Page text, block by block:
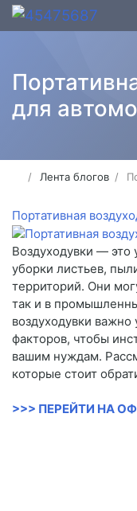
для
Лента блогов
Портативная
Воздуходувки — это
уборки листьев,
территорий. Они
так и в
воздуходувки
факторов, чтобы
вашим нуждам.
которые стоит
>>> ПЕРЕЙТИ НА